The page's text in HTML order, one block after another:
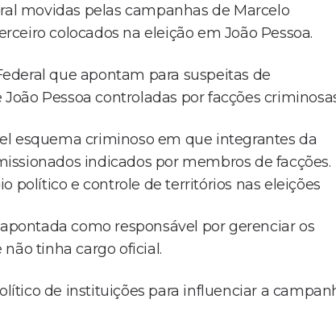
movidas pelas campanhas de Marcelo
colocados na eleição em João Pessoa.
que apontam para suspeitas de
Pessoa controladas por facções
esquema criminoso em que integrantes da
indicados por membros de facções.
político e controle de territórios nas eleições
como responsável por gerenciar os
tinha cargo oficial.
de instituições para influenciar a